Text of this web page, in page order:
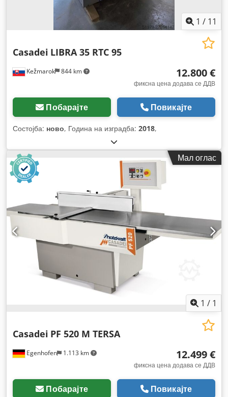
1 / 11
Kežmarok 844 km
Casadei LIBRA 35 RTC 95
12.800 €
фиксна цена додава се ДДВ
Побарајте Повикајте
Состојба: ново, Година на изградба: 2018,
Мал оглас
1 / 1
Egenhofen 1.113 km
Casadei PF 520 M TERSA
12.499 €
фиксна цена додава се ДДВ
Побарајте Повикајте